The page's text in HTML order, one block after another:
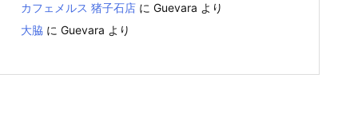
カフェメルス 猪子石店 に Guevara より
大脇 に Guevara より